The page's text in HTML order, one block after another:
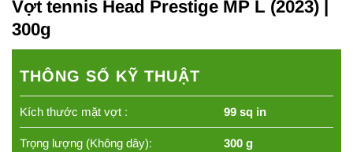
Vợt tennis Head Prestige MP L (2023) |
300g
THÔNG SỐ KỸ THUẬT
Kích thước mặt vợt : 99 sq in
Trọng lượng (Không dây): 300 g